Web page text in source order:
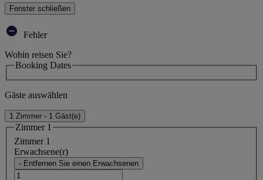
Fenster schließen
Fehler
Wohin reisen Sie?
Booking Dates
Gäste auswählen
1 Zimmer - 1 Gäst(e)
Zimmer 1
Zimmer 1
Erwachsene(r)
- Entfernen Sie einen Erwachsenen